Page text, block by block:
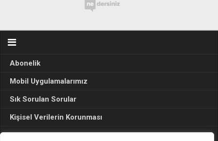
Abonelik
Mobil Uygulamalarımız
Sık Sorulan Sorular
Kişisel Verilerin Korunması
Seçim Sonuçları 2024